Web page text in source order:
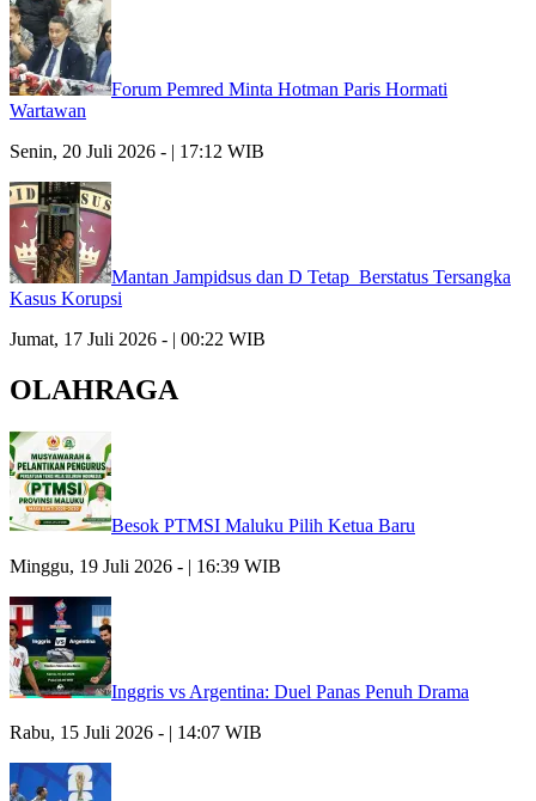
Forum Pemred Minta Hotman Paris Hormati
Wartawan
Senin, 20 Juli 2026 - | 17:12 WIB
Mantan Jampidsus dan D Tetap Berstatus Tersangka
Kasus Korupsi
Jumat, 17 Juli 2026 - | 00:22 WIB
OLAHRAGA
Besok PTMSI Maluku Pilih Ketua Baru
Minggu, 19 Juli 2026 - | 16:39 WIB
Inggris vs Argentina: Duel Panas Penuh Drama
Rabu, 15 Juli 2026 - | 14:07 WIB